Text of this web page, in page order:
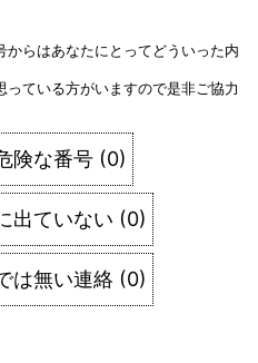
らはあなたにとってどういった内
ている方がいますので是非ご協力
険な番号 (0)
出ていない (0)
は無い連絡 (0)